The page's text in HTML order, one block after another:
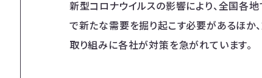
新型コロナウイルスの影響により、全国各
で新たな需要を掘り起こす必要があるほか
取り組みに各社が対策を急がれています。